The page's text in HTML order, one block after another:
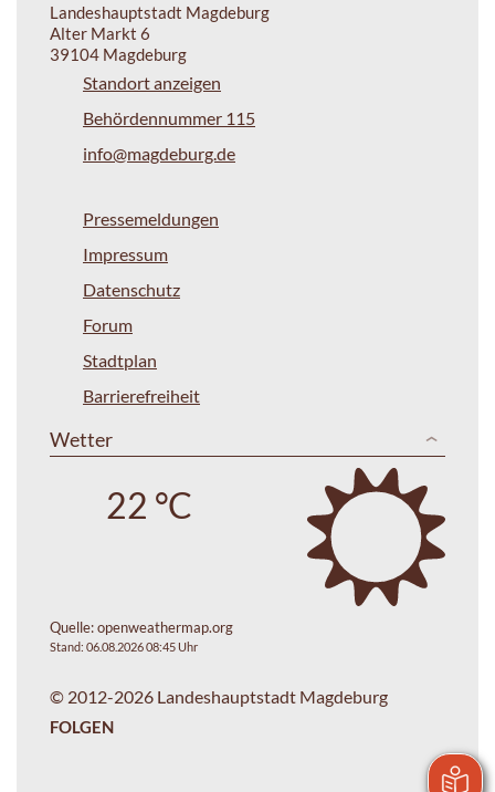
Landeshauptstadt Magdeburg
Alter Markt 6
39104 Magdeburg
Standort anzeigen
Behördennummer 115
info@magdeburg.de
Pressemeldungen
Impressum
Datenschutz
Forum
Stadtplan
Barrierefreiheit
Wetter
22 °C
Quelle:openweathermap.org
Stand: 06.08.2026 08:45 Uhr
© 2012-2026 Landeshauptstadt Magdeburg
FOLGEN